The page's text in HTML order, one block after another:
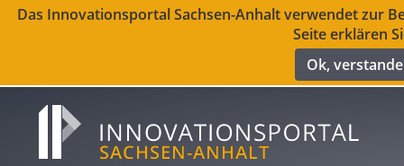
Das Innovationsportal Sachsen-Anhalt verwendet zur
Seite erklären
Ok,